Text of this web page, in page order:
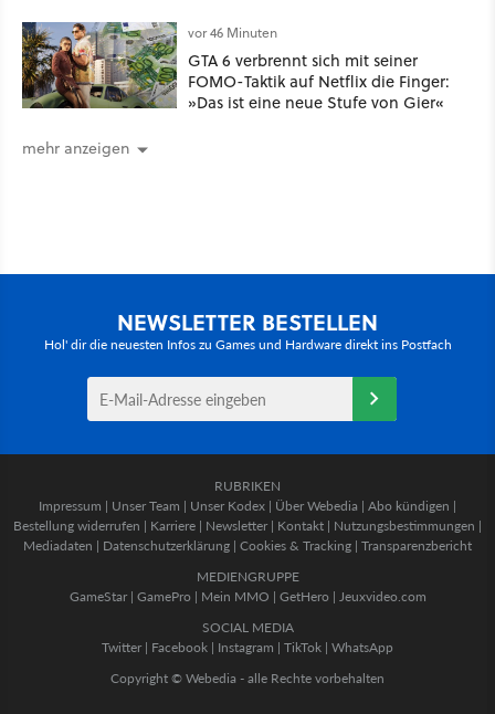
vor 46 Minuten
GTA 6 verbrennt sich mit seiner
FOMO-Taktik auf Netflix die Finger:
»Das ist eine neue Stufe von Gier«
mehr anzeigen
NEWSLETTER BESTELLEN
Hol' dir die neuesten Infos zu Games und Hardware direkt ins Postfach
RUBRIKEN
Impressum | Unser Team | Unser Kodex | Über Webedia | Abo kündigen |
Bestellung widerrufen | Karriere | Newsletter | Kontakt | Nutzungsbestimmungen |
Mediadaten | Datenschutzerklärung | Cookies & Tracking | Transparenzbericht
MEDIENGRUPPE
GameStar| GamePro | Mein MMO | GetHero | Jeuxvideo.com
SOCIAL MEDIA
Twitter | Facebook | Instagram | TikTok | WhatsApp
Copyright © Webedia - alle Rechte vorbehalten